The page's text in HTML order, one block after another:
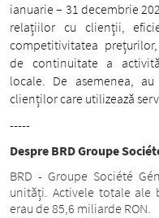
ianuarie – 31 decembrie
relațiilor cu clienții,
competitivitatea
de continuitate a
locale. De asemenea,
clienților care utilizează
-----
Despre BRD Groupe
BRD - Groupe Société
unități. Activele totale ale
erau de 85,6 miliarde RON.